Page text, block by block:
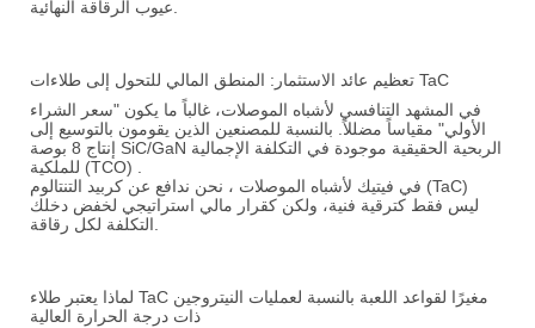
تعظيم عائد الاستثمار: المنطق المالي للتحول إلى طلاءات TaC
في المشهد التنافسي لأشباه الموصلات، غالباً ما يكون "سعر الشراء
الأولي" مقياساً مضللاً. بالنسبة للمصنعين الذين يقومون بالتوسيع إلى
إنتاج 8 بوصة SiC/GaN
الربحية الحقيقية موجودة في التكلفة الإجمالية
للملكية (TCO)
في فيتيك لأشباه الموصلات ، نحن ندافع عن
كربيد التنتالوم (TaC)
ليس فقط كترقية فنية، ولكن كقرار مالي استراتيجي لخفض دخلك
التكلفة لكل رقاقة
لماذا يعتبر طلاء TaC مغيرًا لقواعد اللعبة بالنسبة لعمليات النيتروجين
ذات درجة الحرارة العالية